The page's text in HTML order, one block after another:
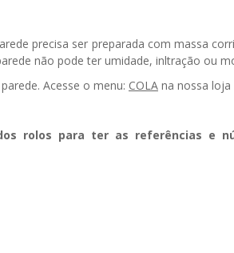
precisa ser preparada com massa
não pode ter umidade, infiltração ou
Acesse o menu: COLA na nossa loja
rolos para ter as referências e